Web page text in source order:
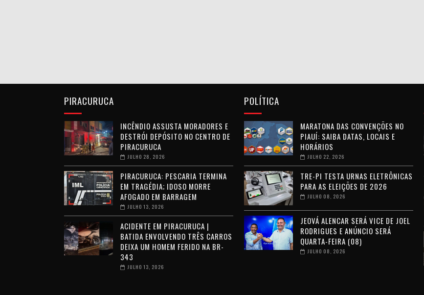
PIRACURUCA
INCÊNDIO ASSUSTA MORADORES E
DESTRÓI DEPÓSITO NO CENTRO DE
PIRACURUCA
JULHO 28, 2026
PIRACURUCA: PESCARIA TERMINA
EM TRAGÉDIA; IDOSO MORRE
AFOGADO EM BARRAGEM
JULHO 13, 2026
ACIDENTE EM PIRACURUCA |
BATIDA ENVOLVENDO TRÊS CARROS
DEIXA UM HOMEM FERIDO NA BR-
343
JULHO 13, 2026
POLÍTICA
MARATONA DAS CONVENÇÕES NO
PIAUÍ: SAIBA DATAS, LOCAIS E
HORÁRIOS
JULHO 22, 2026
TRE-PI TESTA URNAS ELETRÔNICAS
PARA AS ELEIÇÕES DE 2026
JULHO 08, 2026
JEOVÁ ALENCAR SERÁ VICE DE JOEL
RODRIGUES E ANÚNCIO SERÁ
QUARTA-FEIRA (08)
JULHO 08, 2026